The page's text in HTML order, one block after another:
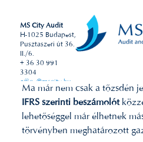
MS City Audit
H-1025 Budapest,
Pusztaszeri út 36.
II./6.
+ 36 30 991
3304
office@mscity.hu
Ma már nem csak a tőzsdén
IFRS szerinti beszámolót
lehetőséggel már élhetnek
törvényben meghatározott